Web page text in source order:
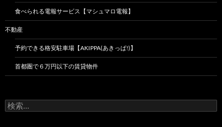
食べられる電報サービス【マシュマロ電報】
不動産
予約できる格安駐車場【AKIPPA(あきっぱ!)】
首都圏で６万円以下の賃貸物件
検
索: